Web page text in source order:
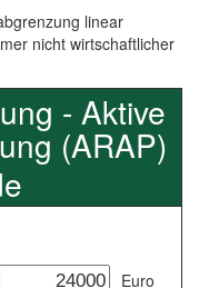
linear
nicht wirtschaftlicher
- Aktive
(ARAP)
Euro